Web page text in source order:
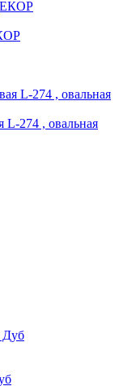
L-274 , овальная